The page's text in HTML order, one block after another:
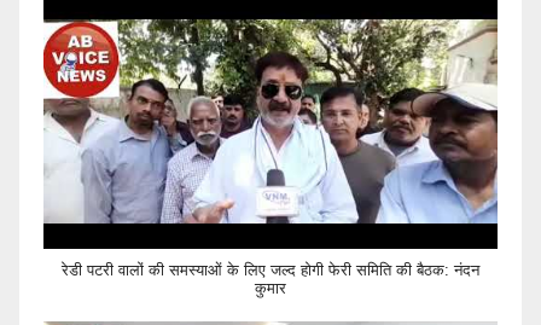
रेडी पटरी वालों की समस्याओं के लिए जल्द होगी फेरी समिति की बैठक: नंदन
कुमार